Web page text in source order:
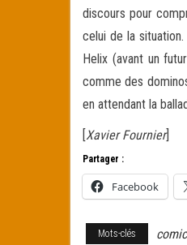
discours pour
celui de la
Helix (avant un
comme des
en attendant la
[Xavier Fournier]
Partager :
Facebook
Mots-clés